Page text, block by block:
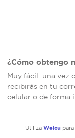
¿Cómo obtengo
Muy fácil: una vez
recibirás en tu
celular o de forma
Utiliza Welcu